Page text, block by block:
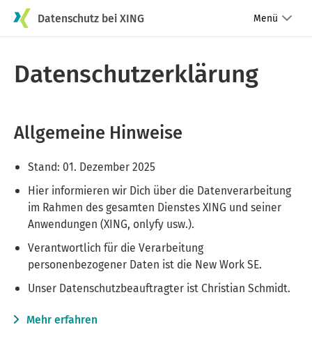
Datenschutz bei XING Menü
Datenschutzerklärung
Allgemeine Hinweise
Stand: 01. Dezember 2025
Hier informieren wir Dich über die Datenverarbeitung
im Rahmen des gesamten Dienstes XING und seiner
Anwendungen (XING, onlyfy usw.).
Verantwortlich für die Verarbeitung
personenbezogener Daten ist die New Work SE.
Unser Datenschutzbeauftragter ist Christian Schmidt.
Mehr erfahren